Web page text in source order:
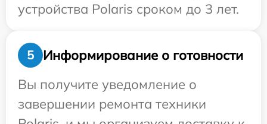
устройства Polaris сроком до 3 лет.
5
Информирование о готовности
Вы получите уведомление о
завершении ремонта техники